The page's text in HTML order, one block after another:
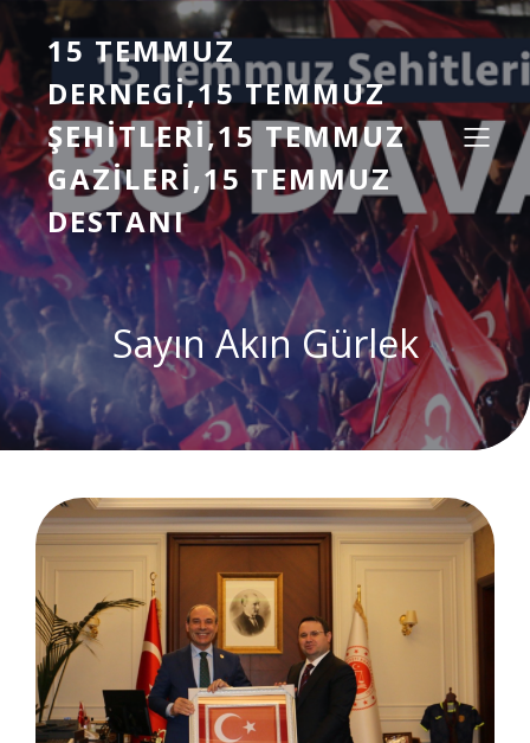
15 TEMMUZ
DERNEGI,15 TEMMUZ
ŞEHITLERI,15 TEMMUZ
GAZILERI,15 TEMMUZ
DESTANI
Sayın Akın Gürlek